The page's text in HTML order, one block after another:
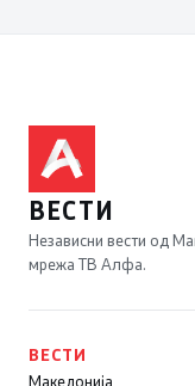
ВЕСТИ
Независни вести од
мрежа ТВ Алфа.
ВЕСТИ
Македонија